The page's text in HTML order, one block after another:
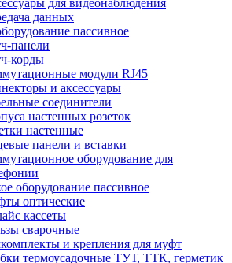
для видеонаблюдения
данных
пассивное
панели
корды
модули RJ45
и аксессуары
соединители
настенных розеток
настенные
панели и вставки
оборудование для
оборудование пассивное
оптические
кассеты
сварочные
и крепления для муфт
термоусадочные ТУТ, ТТК, герметик